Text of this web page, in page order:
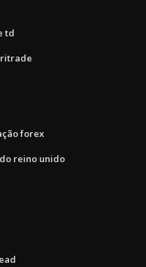
td
forex
reino unido